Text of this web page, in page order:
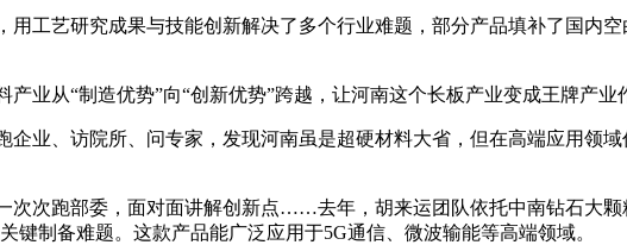
艺研究成果与技能创新解决了多个行业难题，部分产品填补了国内空
从“制造优势”向“创新优势”跨越，让河南这个长板产业变成王牌产业
、访院所、问专家，发现河南虽是超硬材料大省，但在高端应用领域
次跑部委，面对面讲解创新点……去年，胡来运团队依托中南钻石大颗
键制备难题。这款产品能广泛应用于5G通信、微波输能等高端领域。